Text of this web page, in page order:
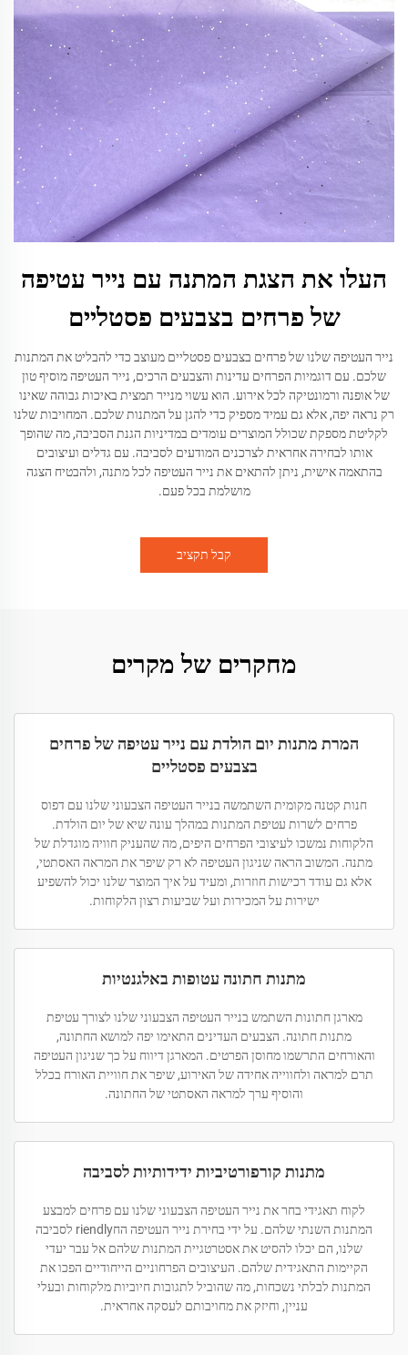
העלו את הצגת המתנה עם נייר עטיפה
של פרחים בצבעים פסטליים
נייר העטיפה שלנו של פרחים בצבעים פסטליים מעוצב כדי להבליט את המתנות
שלכם. עם דוגמיות הפרחים עדינות והצבעים הרכים, נייר העטיפה מוסיף טון
של אופנה ורמונטיקה לכל אירוע. הוא עשוי מנייר תמצית באיכות גבוהה שאינו
רק נראה יפה, אלא גם עמיד מספיק כדי להגן על המתנות שלכם. המחויבות שלנו
לקליטת מספקת שכולל המוצרים עומדים במדיניות הגנת הסביבה, מה שהופך
אותו לבחירה אחראית לצרכנים המודעים לסביבה. עם גדלים ועיצובים
בהתאמה אישית, ניתן להתאים את נייר העטיפה לכל מתנה, ולהבטיח הצגה
מושלמת בכל פעם.
קבל תקציב
מחקרים של מקרים
המרת מתנות יום הולדת עם נייר עטיפה של פרחים
בצבעים פסטליים
חנות קטנה מקומית השתמשה בנייר העטיפה הצבעוני שלנו עם דפוס
פרחים לשרות עטיפת המתנות במהלך עונה שיא של יום הולדת.
הלקוחות נמשכו לעיצובי הפרחים היפים, מה שהעניק חוויה מוגדלת של
מתנה. המשוב הראה שניגון העטיפה לא רק שיפר את המראה האסתטי,
אלא גם עודד רכישות חוזרות, ומעיד על איך המוצר שלנו יכול להשפיע
ישירות על המכירות ועל שביעות רצון הלקוחות.
מתנות חתונה עטופות באלגנטיות
מארגן חתונות השתמש בנייר העטיפה הצבעוני שלנו לצורך עטיפת
מתנות חתונה. הצבעים העדינים התאימו יפה למושא החתונה,
והאורחים התרשמו מחוסן הפרטים. המארגן דיווח על כך שניגון העטיפה
תרם למראה ולחווייה אחידה של האירוע, שיפר את חוויית האורח בכלל
והוסיף ערך למראה האסתטי של החתונה.
מתנות קורפורטיביות ידידותיות לסביבה
לקוח תאגידי בחר את נייר העטיפה הצבעוני שלנו עם פרחים למבצע
המתנות השנתי שלהם. על ידי בחירת נייר העטיפה החriendly לסביבה
שלנו, הם יכלו להסיט את אסטרטגיית המתנות שלהם אל עבר יעדי
הקיימות התאגידית שלהם. העיצובים הפרחוניים הייחודיים הפכו את
המתנות לבלתי נשכחות, מה שהוביל לתגובות חיוביות מלקוחות ובעלי
עניין, וחיזק את מחויבותם לעסקה אחראית.